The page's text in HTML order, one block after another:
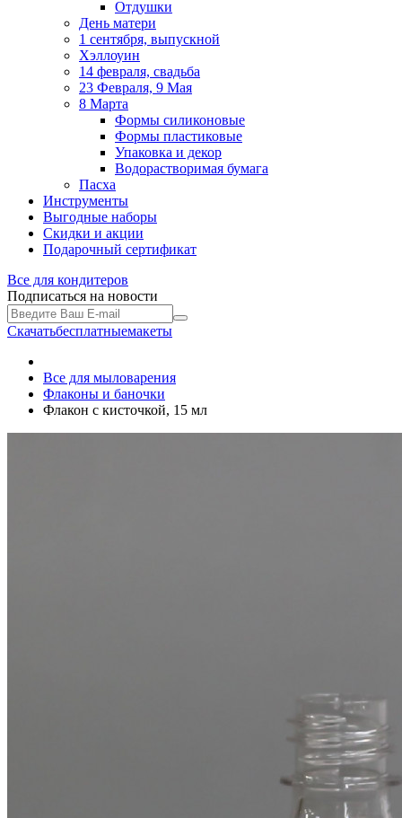
Отдушки
День матери
1 сентября, выпускной
Хэллоуин
14 февраля, свадьба
23 Февраля, 9 Мая
8 Марта
Формы силиконовые
Формы пластиковые
Упаковка и декор
Водорастворимая бумага
Пасха
Инструменты
Выгодные наборы
Скидки и акции
Подарочный сертификат
Все для кондитеров
Подписаться на новости
Скачатьбесплатныемакеты
Все для мыловарения
Флаконы и баночки
Флакон с кисточкой, 15 мл